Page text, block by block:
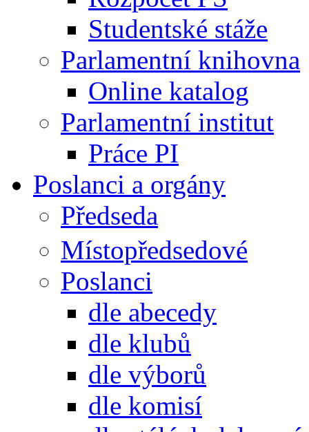
Studentské stáže
Parlamentní knihovna
Online katalog
Parlamentní institut
Práce PI
Poslanci a orgány
Předseda
Místopředsedové
Poslanci
dle abecedy
dle klubů
dle výborů
dle komisí